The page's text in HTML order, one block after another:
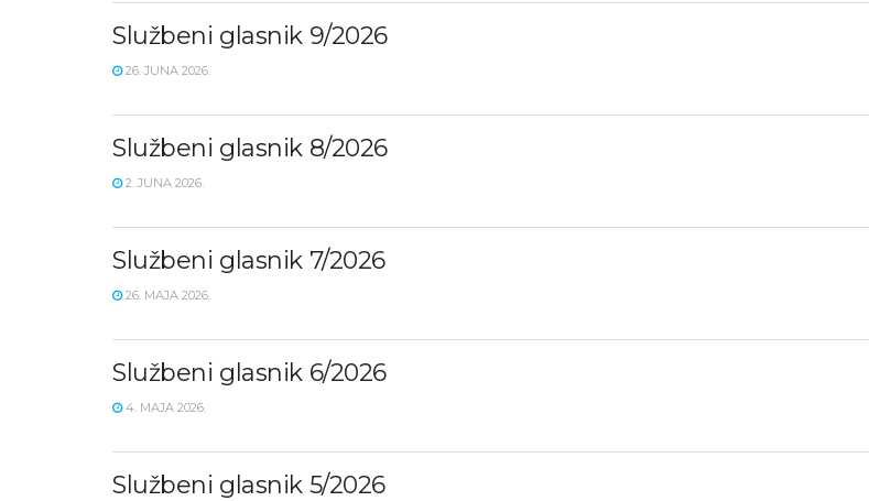
Službeni glasnik 9/2026
26. JUNA 2026.
Službeni glasnik 8/2026
2. JUNA 2026.
Službeni glasnik 7/2026
26. MAJA 2026.
Službeni glasnik 6/2026
4. MAJA 2026.
Službeni glasnik 5/2026